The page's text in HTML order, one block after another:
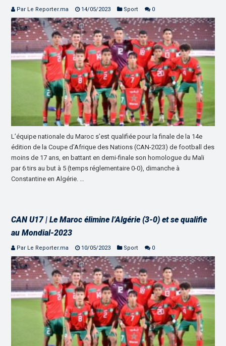
Par Le Reporter.ma 14/05/2023 Sport 0
L’équipe nationale du Maroc s’est qualifiée pour la finale de la 14e
édition de la Coupe d’Afrique des Nations (CAN-2023) de football des
moins de 17 ans, en battant en demi-finale son homologue du Mali
par 6 tirs au but à 5 (temps réglementaire 0-0), dimanche à
Constantine en Algérie. …
CAN U17 | Le Maroc élimine l’Algérie (3-0) et se qualifie
au Mondial-2023
Par Le Reporter.ma 10/05/2023 Sport 0